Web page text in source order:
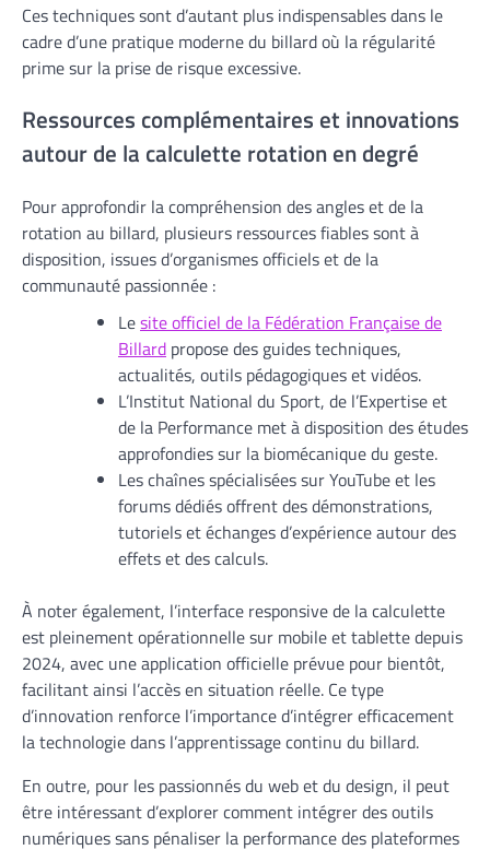
Ces techniques sont d’autant plus indispensables dans le
cadre d’une pratique moderne du billard où la régularité
prime sur la prise de risque excessive.
Ressources complémentaires et innovations
autour de la calculette rotation en degré
Pour approfondir la compréhension des angles et de la
rotation au billard, plusieurs ressources fiables sont à
disposition, issues d’organismes officiels et de la
communauté passionnée :
Lesite officiel de la Fédération Française de
Billard propose des guides techniques,
actualités, outils pédagogiques et vidéos.
L’Institut National du Sport, de l’Expertise et
de la Performance met à disposition des études
approfondies sur la biomécanique du geste.
Les chaînes spécialisées sur YouTube et les
forums dédiés offrent des démonstrations,
tutoriels et échanges d’expérience autour des
effets et des calculs.
À noter également, l’interface responsive de la calculette
est pleinement opérationnelle sur mobile et tablette depuis
2024, avec une application officielle prévue pour bientôt,
facilitant ainsi l’accès en situation réelle. Ce type
d’innovation renforce l’importance d’intégrer efficacement
la technologie dans l’apprentissage continu du billard.
En outre, pour les passionnés du web et du design, il peut
être intéressant d’explorer comment intégrer des outils
numériques sans pénaliser la performance des plateformes